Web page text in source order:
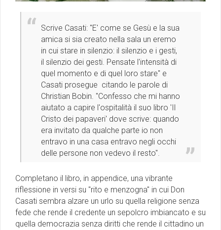
Scrive Casati: ''E' come se Gesù e la sua
amica si sia creato nella sala un eremo
in cui stare in silenzio: il silenzio e i gesti,
il silenzio dei gesti. Pensate l'intensità di
quel momento e di quel loro stare'' e
Casati prosegue citando le parole di
Christian Bobin. ''Confesso che mi hanno
aiutato a capire l'ospitalità il suo libro 'Il
Cristo dei papaveri' dove scrive: quando
era invitato da qualche parte io non
entravo in una casa entravo negli occhi
delle persone non vedevo il resto''.
Completano il libro, in appendice, una vibrante
riflessione in versi su ''rito e menzogna'' in cui Don
Casati sembra alzare un urlo su quella religione senza
fede che rende il credente un sepolcro imbiancato e su
quella democrazia senza diritti che rende il cittadino un